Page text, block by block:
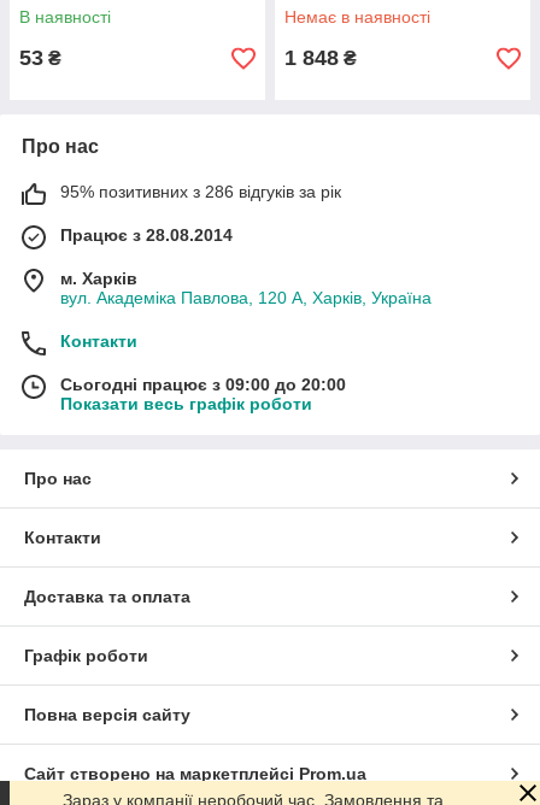
В наявності
53 ₴
Немає в наявності
1 848 ₴
Про нас
95% позитивних з 286 відгуків за рік
Працює з 28.08.2014
м. Харків
вул. Академіка Павлова, 120 А, Харків, Україна
Контакти
Сьогодні працює з 09:00 до 20:00
Показати весь графік роботи
Про нас
Контакти
Доставка та оплата
Графік роботи
Повна версія сайту
Сайт створено на маркетплейсі Prom.ua
Зараз у компанії неробочий час. Замовлення та